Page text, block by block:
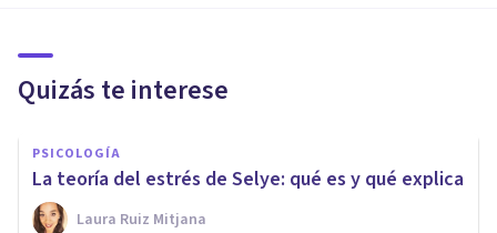
Quizás te interese
PSICOLOGÍA
La teoría del estrés de Selye: qué es y qué explica
Laura Ruiz Mitjana